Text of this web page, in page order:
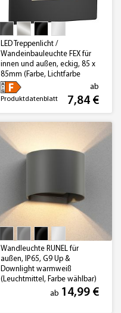
LED Treppenlicht /
Wandeinbauleuchte FEX für
innen und außen, eckig, 85 x
85mm (Farbe, Lichtfarbe
wählbar)
Produktdatenblatt
ab
7,84 €
Wandleuchte RUNEL für
außen, IP65, G9 Up &
Downlight warmweiß
(Leuchtmittel, Farbe wählbar)
ab 14,99 €